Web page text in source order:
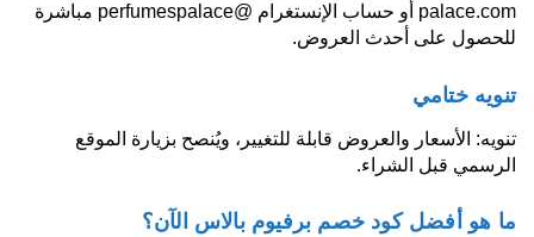
palace.com أو حساب الإنستغرام @perfumespalace مباشرة
للحصول على أحدث العروض.
تنويه ختامي
تنويه: الأسعار والعروض قابلة للتغيير، ويُنصح بزيارة الموقع
الرسمي قبل الشراء.
ما هو أفضل كود خصم برفيوم بالاس الآن؟